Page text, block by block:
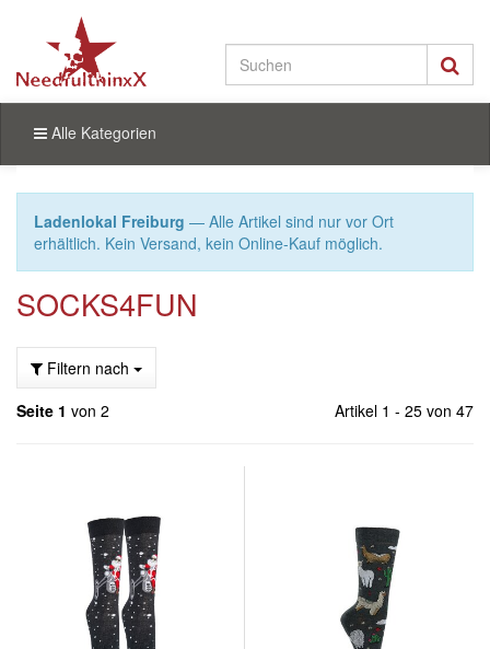
Alle Kategorien
Ladenlokal Freiburg — Alle Artikel sind nur vor Ort
erhältlich. Kein Versand, kein Online-Kauf möglich.
SOCKS4FUN
Filtern nach
Seite 1 von 2 Artikel 1 - 25 von 47